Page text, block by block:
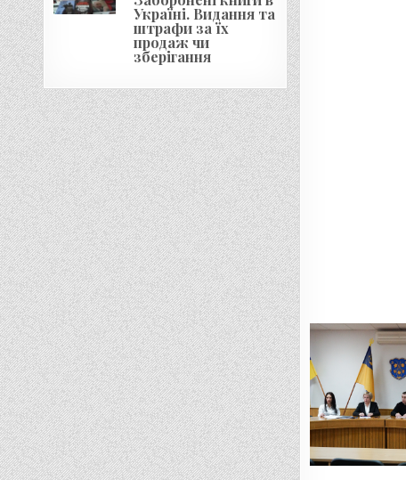
Україні. Видання та
штрафи за їх
продаж чи
зберігання